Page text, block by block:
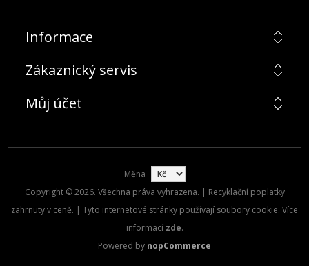
Informace
Zákaznický servis
Můj účet
Měna
Copyright © 2026. Všechna práva vyhrazena. | Recyklační poplatky
zahrnuty v ceně. | Tyto internetové stránky používají soubory cookie. Více
informací zde.
Powered by nopCommerce